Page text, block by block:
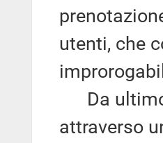
utenti, che
Da
attraverso